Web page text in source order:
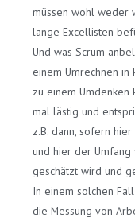
müssen wohl weder
lange Excellisten
Und was Scrum
einem Umrechnen
zu einem Umdenken
mal lästig und
z.B. dann, sofern
und hier der
geschätzt wird und
In einem solchen
die Messung von